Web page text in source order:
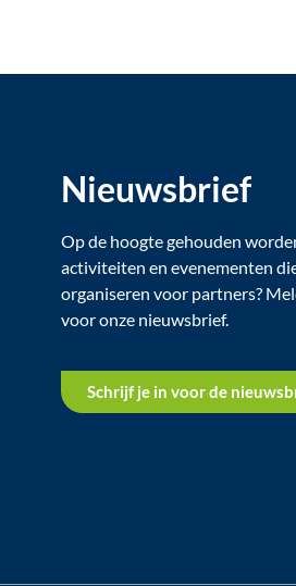
Nieuwsbrief
Op de hoogte gehouden
activiteiten en evenementen
organiseren voor partners?
voor onze nieuwsbrief.
Schrijf je in voor de